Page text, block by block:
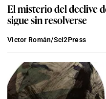
El misterio del declive
sigue sin resolverse
Victor Román/Sci2Press